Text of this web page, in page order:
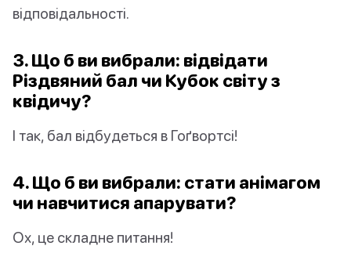
відповідальності.
3. Що б ви вибрали: відвідати
Різдвяний бал чи Кубок світу з
квідичу?
І так, бал відбудеться в Гоґвортсі!
4. Що б ви вибрали: стати анімагом
чи навчитися апарувати?
Ох, це складне питання!